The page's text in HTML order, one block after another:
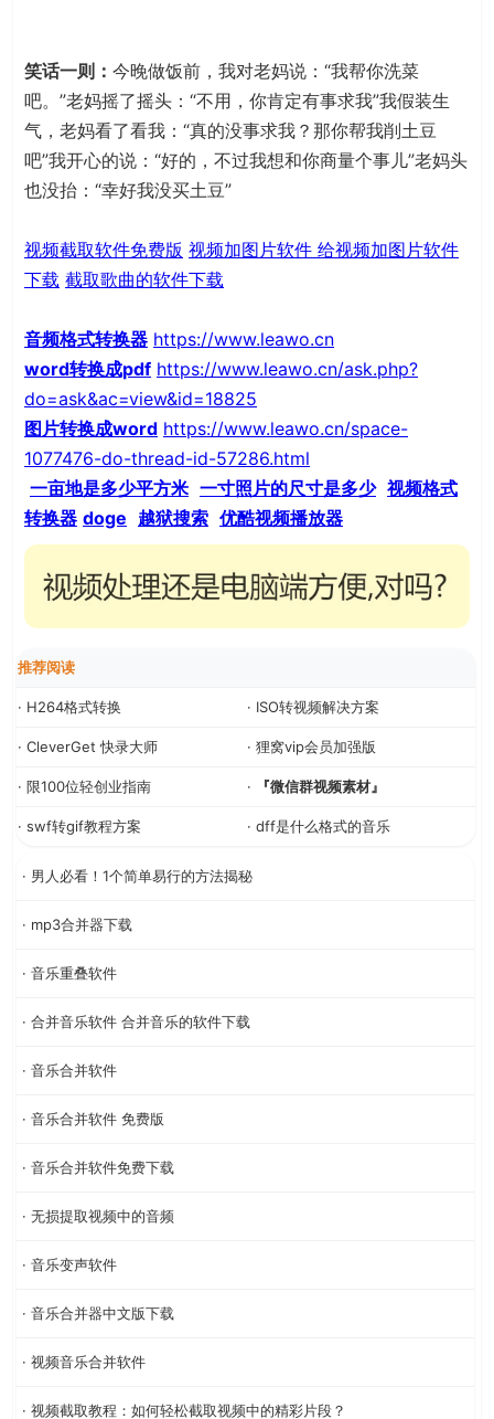
笑话一则： 今晚做饭前，我对老妈说：“我帮你洗菜
吧。”老妈摇了摇头：“不用，你肯定有事求我”我假装生
气，老妈看了看我：“真的没事求我？那你帮我削土豆
吧”我开心的说：“好的，不过我想和你商量个事儿”老妈头
也没抬：“幸好我没买土豆”
视频截取软件免费版 视频加图片软件 给视频加图片软件
下载 截取歌曲的软件下载
音频格式转换器 https://www.leawo.cn
word转换成pdf https://www.leawo.cn/ask.php?
do=ask&ac=view&id=18825
图片转换成word https://www.leawo.cn/space-
1077476-do-thread-id-57286.html
一亩地是多少平方米 一寸照片的尺寸是多少 视频格式
转换器 doge 越狱搜索 优酷视频播放器
推荐阅读
· H264格式转换 · ISO转视频解决方案
· CleverGet 快录大师 · 狸窝vip会员加强版
· 限100位轻创业指南 · 『微信群视频素材』
· swf转gif教程方案 · dff是什么格式的音乐
· 男人必看！1个简单易行的方法揭秘
· mp3合并器下载
· 音乐重叠软件
· 合并音乐软件 合并音乐的软件下载
· 音乐合并软件
· 音乐合并软件 免费版
· 音乐合并软件免费下载
· 无损提取视频中的音频
· 音乐变声软件
· 音乐合并器中文版下载
· 视频音乐合并软件
· 视频截取教程：如何轻松截取视频中的精彩片段？